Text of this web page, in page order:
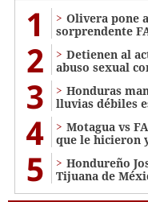
1
Olivera pone
sorprendente
2
Detienen al
abuso sexual
3
Honduras
lluvias débiles
4
Motagua vs
que le hicieron
5
Hondureño
Tijuana de